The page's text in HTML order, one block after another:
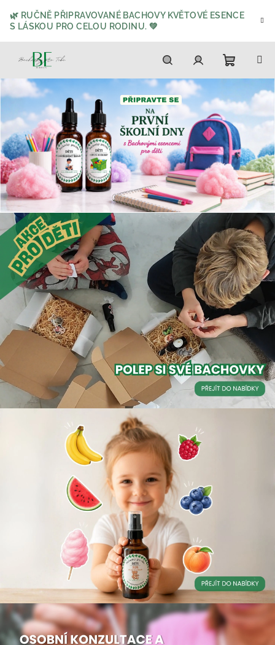
obsah
🌿 RUČNĚ PŘIPRAVOVANÉ BACHOVY KVĚTOVÉ ESENCE
S LÁSKOU PRO CELOU RODINU. 💚
HledatPřihlášení
košík